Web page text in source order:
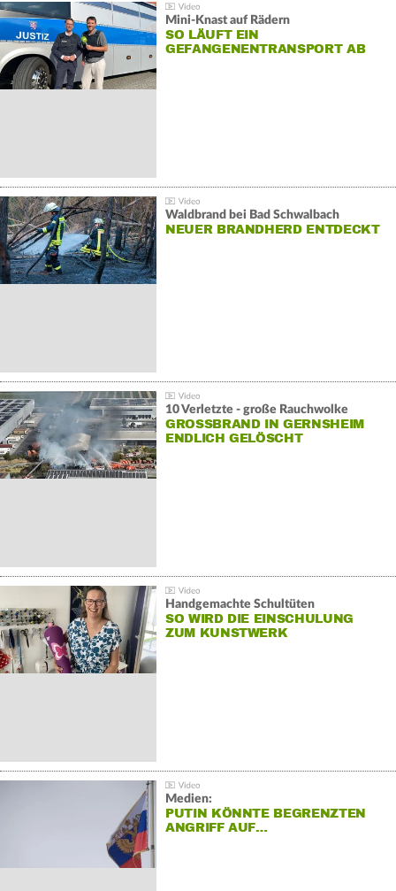
Mini-Knast auf Rädern
SO LÄUFT EIN
GEFANGENENTRANSPORT AB
Waldbrand bei Bad Schwalbach
NEUER BRANDHERD ENTDECKT
10 Verletzte - große Rauchwolke
GROSSBRAND IN GERNSHEIM E
NDLICH GELÖSCHT
Handgemachte Schultüten
SO WIRD DIE EINSCHULUNG
ZUM KUNSTWERK
Medien:
PUTIN KÖNNTE BEGRENZTEN
ANGRIFF AUF…